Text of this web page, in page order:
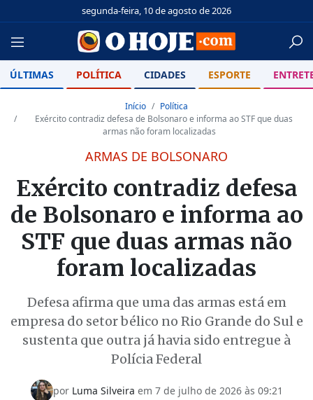
segunda-feira, 10 de agosto de 2026
ÚLTIMAS POLÍTICA CIDADES ESPORTE
Início
Política
Exército contradiz defesa de Bolsonaro e informa ao STF que duas
armas não foram localizadas
ARMAS DE BOLSONARO
Exército contradiz defesa
de Bolsonaro e informa ao
STF que duas armas não
foram localizadas
Defesa afirma que uma das armas está em
empresa do setor bélico no Rio Grande do Sul e
sustenta que outra já havia sido entregue à
Polícia Federal
por Luma Silveira em 7 de julho de 2026 às 09:21